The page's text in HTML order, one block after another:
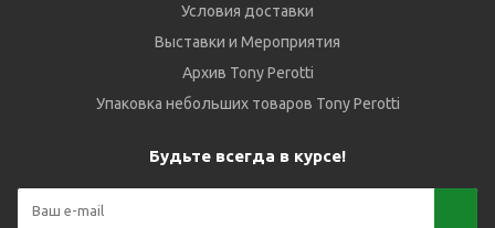
Условия доставки
Выставки и Мероприятия
Архив Tony Perotti
Упаковка небольших товаров Tony Perotti
Будьте всегда в курсе!